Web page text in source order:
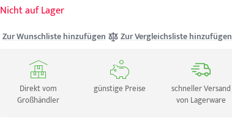
Nicht auf Lager
Zur Wunschliste hinzufügen Zur Vergleichsliste hinzufügen
Direkt vom
Großhändler
günstige Preise
schneller Versand
von Lagerware